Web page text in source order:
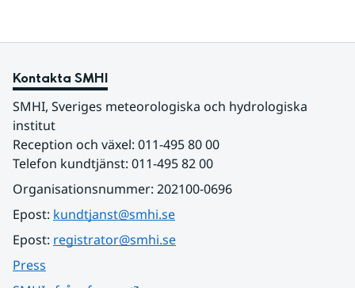
Kontakta SMHI
SMHI, Sveriges meteorologiska och hydrologiska
institut
Reception och växel: 011-495 80 00
Telefon kundtjänst: 011-495 82 00
Organisationsnummer: 202100-0696
Epost: kundtjanst@smhi.se
Epost: registrator@smhi.se
Press